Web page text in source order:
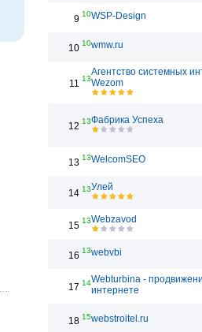
9 10WSP-Design
10 10wmw.ru
11 13
Агентство системных
Wezom
12 13Фабрика Успеха
13 13WelcomSEO
14 13Улей
15 13Webzavod
16 13webvbi
17 14Webturbina -
интернете
18 15webstroitel.ru